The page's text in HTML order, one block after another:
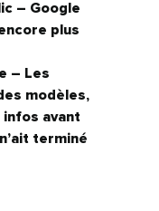
– Google
plus
– Les
modèles,
avant
terminé